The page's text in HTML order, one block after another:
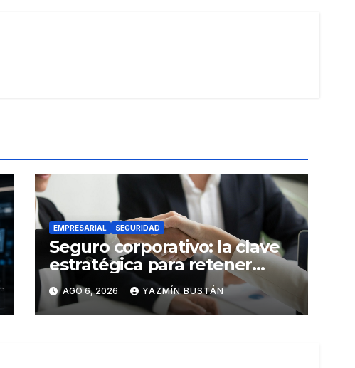
EMPRESARIAL SEGURIDAD
Seguro corporativo: la clave
estratégica para retener
talento en Ecuador
AGO 6, 2026 YAZMÍN BUSTÁN